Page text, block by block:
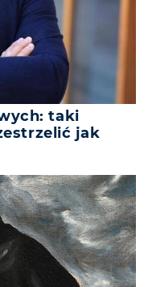
taki
jak